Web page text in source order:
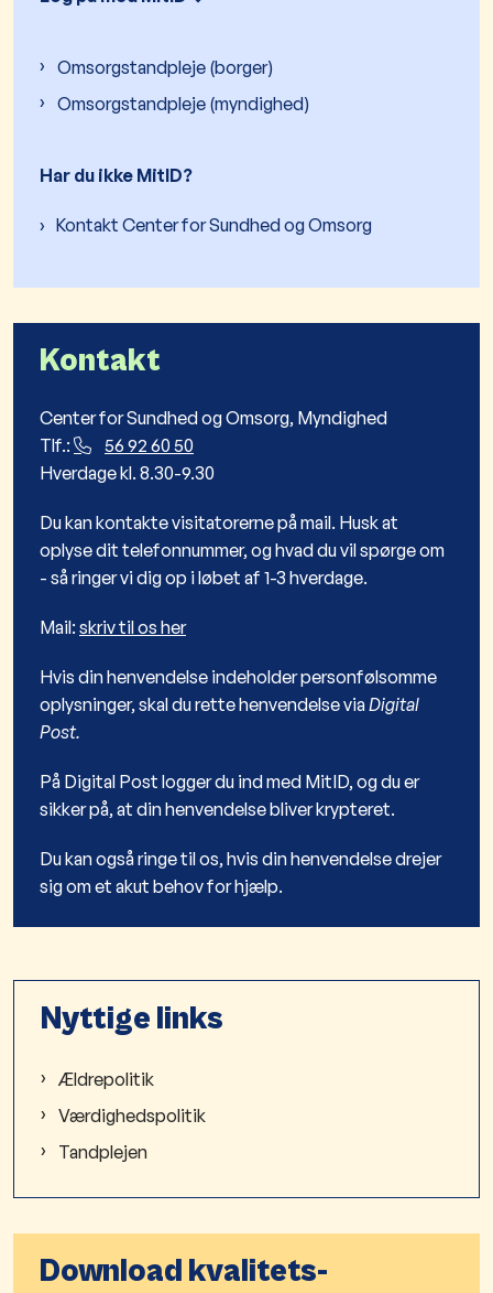
Omsorgstandpleje (borger)
Omsorgstandpleje (myndighed)
Har du ikke MitID?
Kontakt Center for Sundhed og Omsorg
Kontakt
Center for Sundhed og Omsorg, Myndighed
Tlf.:
56 92 60 50
Hverdage kl. 8.30-9.30
Du kan kontakte visitatorerne på mail. Husk at
oplyse dit telefonnummer, og hvad du vil spørge om
- så ringer vi dig op i løbet af 1-3 hverdage.
Mail: skriv til os her
Hvis din henvendelse indeholder personfølsomme
oplysninger, skal du rette henvendelse viaDigital
Post.
På Digital Post logger du ind med MitID, og du er
sikker på, at din henvendelse bliver krypteret.
Du kan også ringe til os, hvis din henvendelse drejer
sig om et akut behov for hjælp.
Nyttige links
Ældrepolitik
Værdighedspolitik
Tandplejen
Download kvalitets-